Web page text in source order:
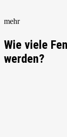
mehr
Wie viele
werden?